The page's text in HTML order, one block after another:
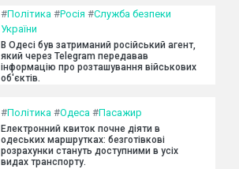
#Політика #Росія #Служба безпеки
України
В Одесі був затриманий російський агент,
який через Telegram передавав
інформацію про розташування військових
об'єктів.
#Політика #Одеса #Пасажир
Електронний квиток почне діяти в
одеських маршрутках: безготівкові
розрахунки стануть доступними в усіх
видах транспорту.